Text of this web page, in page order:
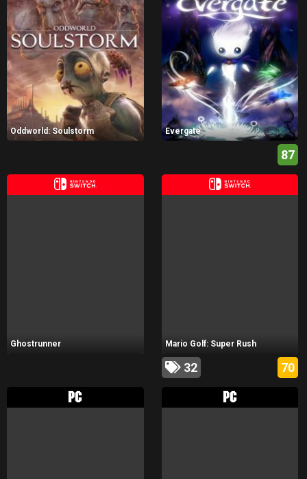
Oddworld: Soulstorm Evergate
87
Ghostrunner Mario Golf: Super Rush
32 70